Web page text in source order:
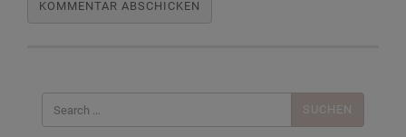
Suchen
nach: